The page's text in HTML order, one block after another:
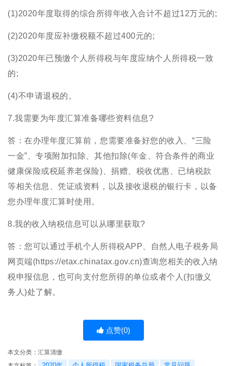
(1)2020年度取得的综合所得年收入合计不超过12万元的;
(2)2020年度应补缴税额不超过400元的;
(3)2020年已预缴个人所得税与年度应纳个人所得税一致
的;
(4)不申请退税的。
7.我需要为年度汇算准备哪些资料信息?
答：在办理年度汇算前，您需要准备好您的收入、“三险
一金”、专项附加扣除、其他扣除(年金、符合条件的商业
健康保险或税延养老保险)、捐赠、税收优惠、已纳税款
等相关信息、凭证或资料，以及接收退税的银行卡，以备
您办理年度汇算时使用。
8.我的收入纳税信息可以从哪里获取?
答：您可以通过手机个人所得税APP、自然人电子税务局
网页端(https://etax.chinatax.gov.cn)查询您相关的收入纳
税申报信息，也可向支付您所得的单位或者个人(扣缴义
务人)处了解。
点赞(0)
本文分类： 汇算清缴